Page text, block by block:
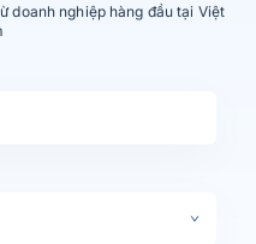
doanh nghiệp hàng đầu tại Việt